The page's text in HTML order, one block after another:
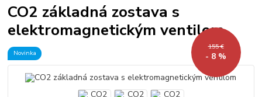
CO2 základná zostava s
elektromagnetickým ventilom
Novinka
155 €
- 8 %